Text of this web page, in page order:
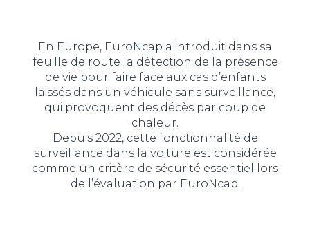
En Europe, EuroNcap a introduit dans sa
feuille de route la détection de la présence
de vie pour faire face aux cas d’enfants
laissés dans un véhicule sans surveillance,
qui provoquent des décès par coup de
chaleur.
Depuis 2022, cette fonctionnalité de
surveillance dans la voiture est considérée
comme un critère de sécurité essentiel lors
de l’évaluation par EuroNcap.